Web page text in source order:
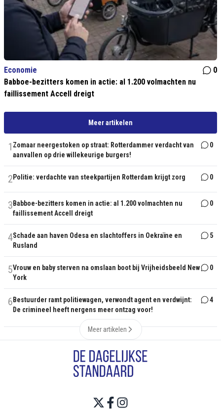
Economie
0
Babboe-bezitters komen in actie: al 1.200 volmachten nu
faillissement Accell dreigt
Meer artikelen
1 Zomaar neergestoken op straat: Rotterdammer verdacht van
aanvallen op drie willekeurige burgers!
0
2 Politie: verdachte van steekpartijen Rotterdam krijgt zorg 0
3 Babboe-bezitters komen in actie: al 1.200 volmachten nu
faillissement Accell dreigt
0
4Schade aan haven Odesa en slachtoffers in Oekraïne en
Rusland
5
5Vrouw en baby sterven na omslaan boot bij Vrijheidsbeeld New
York
0
6 Bestuurder ramt politiewagen, verwondt agent en verdwijnt:
De crimineel heeft nergens meer ontzag voor!
4
Meer artikelen